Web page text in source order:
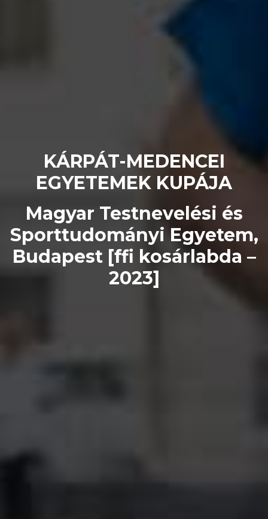
KÁRPÁT-MEDENCEI
EGYETEMEK KUPÁJA
Magyar Testnevelési és
Sporttudományi Egyetem,
Budapest [ffi kosárlabda –
2023]